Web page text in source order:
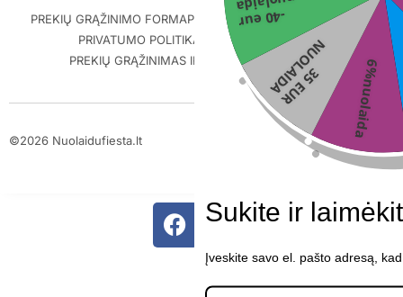
PREKIŲ GRĄŽINIMO FORMAPIRKIMO-PARDAVIMO TAISYKLĖS
PRIVATUMO POLITIKA
PREKIŲ PRISTATYMAS
PREKIŲ GRĄŽINIMAS IR GARANTIJA
KONTAKTAI
©2026 Nuolaidufiesta.lt
ScalePeak
6%nuolaida
3
5
E
U
R
N
U
O
L
A
I
D
A
-40 eur
Sukite ir
Įveskite savo el. pašto adresą,